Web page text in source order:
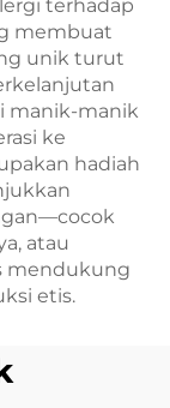
terhadap
membuat
unik turut
manik-manik
ke
hadiah
atau
mendukung
etis.